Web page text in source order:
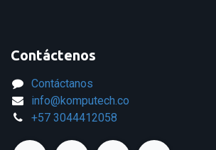
Contáctenos
Contáctanos
info@komputech.co
+57 3044412058